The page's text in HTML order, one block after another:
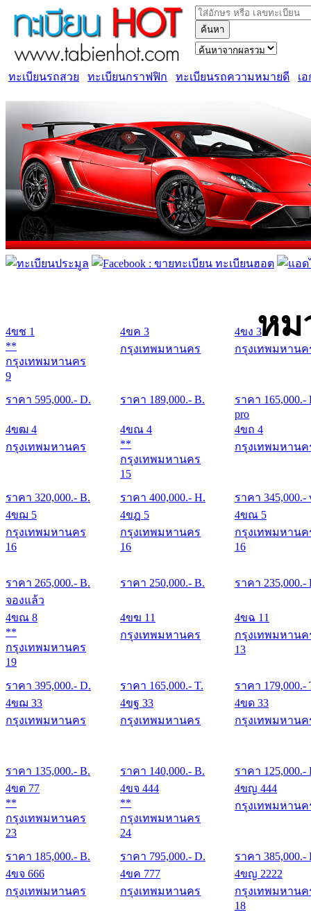
ค้นหา
ทะเบียนรถสวย ทะเบียนกราฟฟิก ทะเบียนรถความหมายดี เ
หม
4ขช 1
**
กรุงเทพมหานคร
9
ราคา 595,000.- D.
4ขค 3
กรุงเทพมหานคร
ราคา 189,000.- B.
4ขง 3
กรุงเทพมหานค
ราคา 165,000.-
4ขฒ 4
กรุงเทพมหานคร
ราคา 320,000.- B.
4ขณ 4
**
กรุงเทพมหานคร
15
ราคา 400,000.- H.
pro
4ขถ 4
กรุงเทพมหานค
ราคา 345,000.-
4ขฌ 5
กรุงเทพมหานคร
16
ราคา 265,000.- B.
4ขฎ 5
กรุงเทพมหานคร
16
ราคา 250,000.- B.
4ขณ 5
กรุงเทพมหานค
16
ราคา 235,000.-
จองแล้ว
4ขณ 8
**
กรุงเทพมหานคร
19
ราคา 395,000.- D.
4ขฆ 11
กรุงเทพมหานคร
ราคา 165,000.- T.
4ขฉ 11
กรุงเทพมหานค
13
ราคา 179,000.-
4ขฌ 33
กรุงเทพมหานคร
ราคา 135,000.- B.
4ขฐ 33
กรุงเทพมหานคร
ราคา 140,000.- B.
4ขด 33
กรุงเทพมหานค
ราคา 125,000.-
4ขต 77
**
กรุงเทพมหานคร
23
ราคา 185,000.- B.
4ขจ 444
**
กรุงเทพมหานคร
24
ราคา 795,000.- D.
4ขญ 444
กรุงเทพมหานค
ราคา 385,000.-
4ขจ 666
กรุงเทพมหานคร
4ขค 777
กรุงเทพมหานคร
4ขญ 2222
กรุงเทพมหานค
18